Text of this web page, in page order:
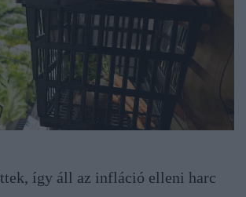
így áll az infláció elleni harc